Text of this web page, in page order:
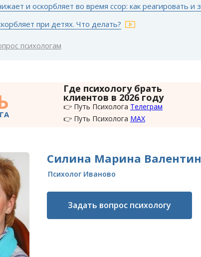
и оскорбляет во время ссор: как реагировать и
при детях. Что делать?
психологам
Где психологу брать
клиентов в 2026 году
👉 Путь Психолога Телеграм
👉 Путь Психолога MAX
Силина Марина
Психолог Иваново
Задать вопрос психологу